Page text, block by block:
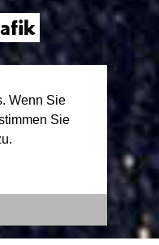
Wenn Sie
Sie